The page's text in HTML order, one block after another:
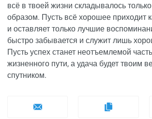
всё в твоей жизни складывалось
образом. Пусть всё хорошее приходит
и оставляет только лучшие
быстро забывается и служит лишь
Пусть успех станет неотъемлемой
жизненного пути, а удача будет твоим
спутником.